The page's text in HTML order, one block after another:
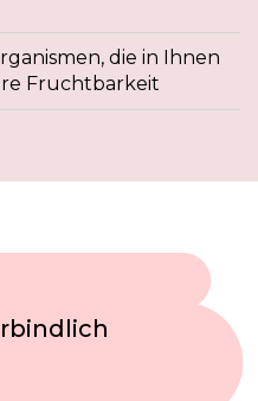
die in Ihnen
Fruchtbarkeit